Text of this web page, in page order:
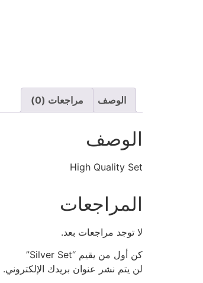
الوصف مراجعات (0)
الوصف
High Quality Set
المراجعات
لا توجد مراجعات بعد.
كن أول من يقيم “Silver Set”
لن يتم نشر عنوان بريدك الإلكتروني.